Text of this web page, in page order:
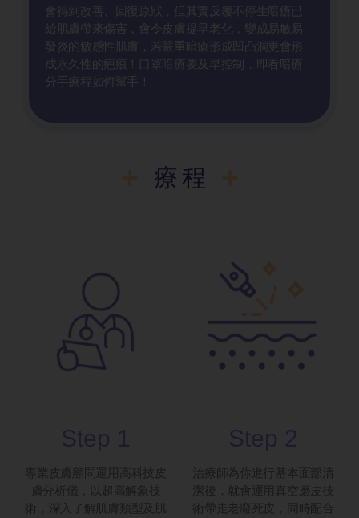
會得到改善、回復原狀，但其實反覆不停生暗瘡已
給肌膚帶來傷害，會令皮膚提早老化，變成易敏易
發炎的敏感性肌膚，若嚴重暗瘡形成凹凸洞更會形
成永久性的疤痕！口罩暗瘡要及早控制，即看暗瘡
分手療程如何幫手！
療程
專業皮膚顧問運用高科技皮
膚分析儀，以超高解象技
術，深入了解肌膚類型及肌
治療師為你進行基本面部清
潔後，就會運用真空磨皮技
術帶走老廢死皮，同時配合